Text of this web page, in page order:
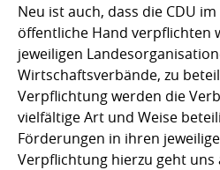
Neu ist auch, dass die CDU
öffentliche Hand verpflichten
jeweiligen
Wirtschaftsverbände, zu
Verpflichtung werden die
vielfältige Art und Weise
Förderungen in ihren
Verpflichtung hierzu geht uns